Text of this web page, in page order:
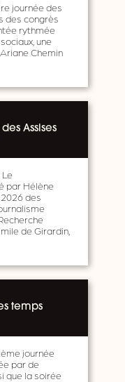
journée des
des congrès
rythmée
une
Chemin
Assises
par Hélène
des
de Girardin,
temps
journée
par de
que la soirée